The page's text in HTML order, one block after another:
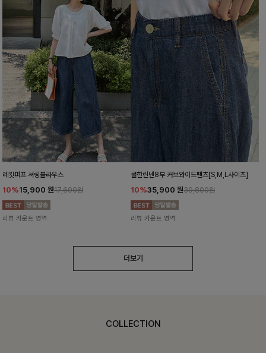
레킷퍼프 셔링블라우스
10%15,900 원17,600원
리뷰 카운트 영역
쿨한린넨8부 커브와이드팬츠[S,M,L사이즈]
10%35,900 원39,800원
리뷰 카운트 영역
더보기
COLLECTION